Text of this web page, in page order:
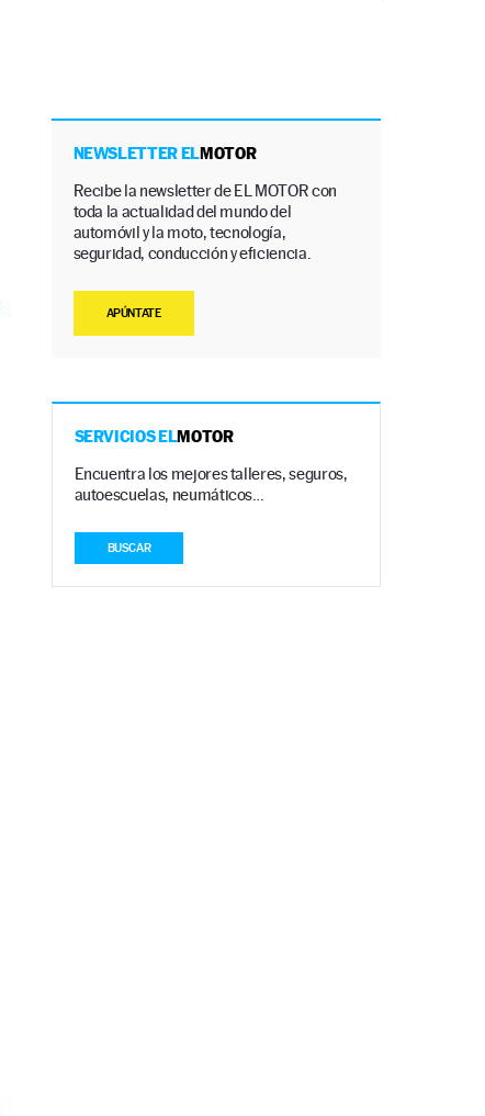
NEWSLETTER ELMOTOR
Recibe la newsletter de EL MOTOR con
toda la actualidad del mundo del
automóvil y la moto, tecnología,
seguridad, conducción y eficiencia.
APÚNTATE
SERVICIOS ELMOTOR
Encuentra los mejores talleres, seguros,
autoescuelas, neumáticos…
BUSCAR